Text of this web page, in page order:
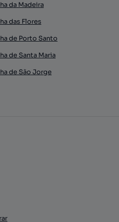
da Madeira
das Flores
de Porto Santo
de Santa Maria
de São Jorge